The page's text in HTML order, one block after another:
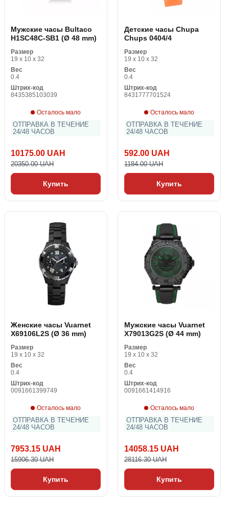
Мужские часы Bultaco
H1SC48C-SB1 (Ø 48 mm)
Размер
19 x 10 x 32
Вес
0.4
Штрих-код
8435385103039
Осталось мало
ОТПРАВКА В ТЕЧЕНИЕ
24/48 ЧАСОВ
10175.00 UAH
20350.00 UAH
Купить
Детские часы Chupa
Chups 0404/4
Размер
19 x 10 x 32
Вес
0.4
Штрих-код
8431777701524
Осталось мало
ОТПРАВКА В ТЕЧЕНИЕ
24/48 ЧАСОВ
592.00 UAH
1184.00 UAH
Купить
Женские часы Vuarnet
X69106L2S (Ø 36 mm)
Размер
19 x 10 x 32
Вес
0.4
Штрих-код
0091661399749
Осталось мало
ОТПРАВКА В ТЕЧЕНИЕ
24/48 ЧАСОВ
7953.15 UAH
15906.30 UAH
Купить
Мужские часы Vuarnet
X79013G2S (Ø 44 mm)
Размер
19 x 10 x 32
Вес
0.4
Штрих-код
0091661414916
Осталось мало
ОТПРАВКА В ТЕЧЕНИЕ
24/48 ЧАСОВ
14058.15 UAH
28116.30 UAH
Купить